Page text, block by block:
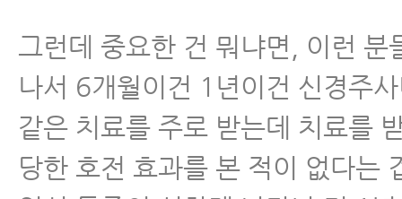
그런데 중요한 건 뭐냐면, 이런 분
나서 6개월이건 1년이건 신경주
같은 치료를 주로 받는데 치료를
당한 호전 효과를 본 적이 없다는